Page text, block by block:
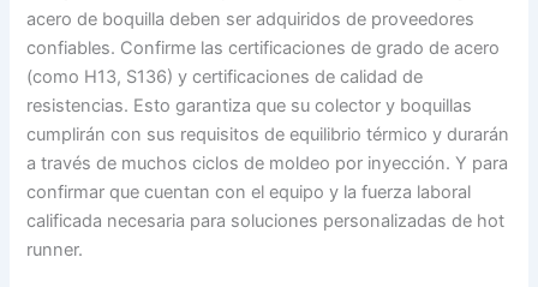
acero de boquilla deben ser adquiridos de proveedores
confiables. Confirme las certificaciones de grado de acero
(como H13, S136) y certificaciones de calidad de
resistencias. Esto garantiza que su colector y boquillas
cumplirán con sus requisitos de equilibrio térmico y durarán
a través de muchos ciclos de moldeo por inyección. Y para
confirmar que cuentan con el equipo y la fuerza laboral
calificada necesaria para soluciones personalizadas de hot
runner.